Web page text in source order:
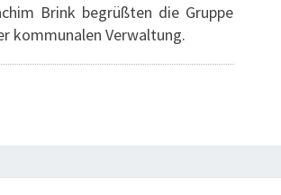
Brink begrüßten die Gruppe
kommunalen Verwaltung.